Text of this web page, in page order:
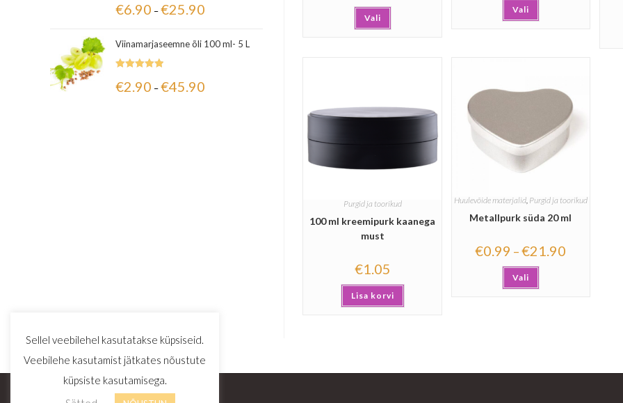
Vali
Vali
Purgid ja toorikud
100 ml kreemipurk kaanega
must
€1.05
Lisa korvi
Huulevõide materjalid, Purgid ja toorikud
Metallpurk süda 20 ml
€0.99 –€21.90
Vali
5.00/ 5
€6.90 –€25.90
Viinamarjaseemne õli 100 ml- 5 L
5.00 / 5
€2.90 –€45.90
Sellel veebilehel kasutatakse küpsiseid.
Veebilehe kasutamist jätkates nõustute
küpsiste kasutamisega.